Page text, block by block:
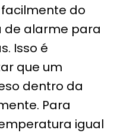
do
de alarme para
Isso é
que um
dentro da
Para
igual